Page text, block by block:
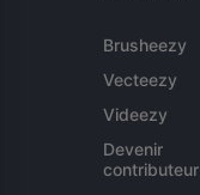
Brusheezy
Vecteezy
Videezy
Devenir
contributeur